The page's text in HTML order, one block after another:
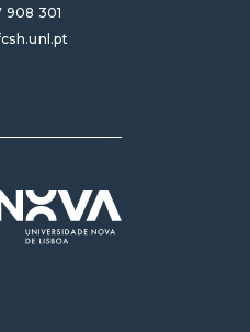
908 301